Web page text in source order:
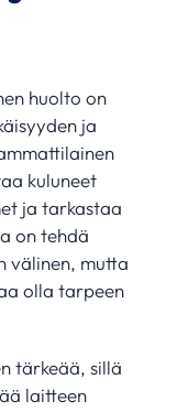
huolto on
ja
kuluneet
ja tarkastaa
on tehdä
välinen, mutta
olla tarpeen
tärkeää, sillä
laitteen